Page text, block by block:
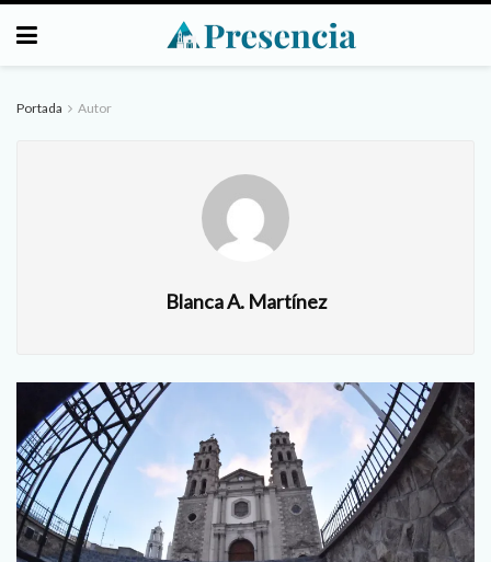
Portada Autor
Blanca A. Martínez